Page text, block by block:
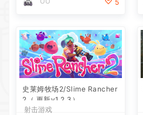
5
史莱姆牧场2/Slime Rancher
2（ 更新v1.2.3）
射击游戏